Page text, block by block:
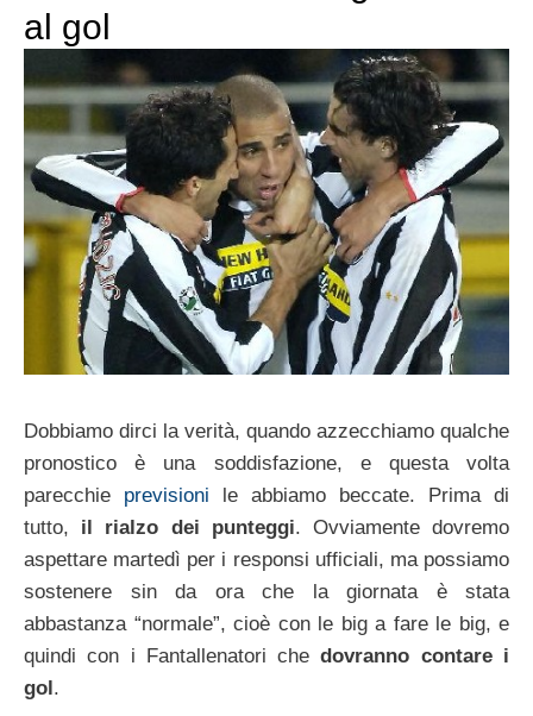
al gol
Dobbiamo dirci la verità, quando azzecchiamo qualche
pronostico è una soddisfazione, e questa volta
parecchie previsioni le abbiamo beccate. Prima di
tutto, il rialzo dei punteggi. Ovviamente dovremo
aspettare martedì per i responsi ufficiali, ma possiamo
sostenere sin da ora che la giornata è stata
abbastanza “normale”, cioè con le big a fare le big, e
quindi con i Fantallenatori chedovranno contare i
gol.